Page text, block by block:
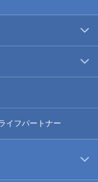
イフパートナー